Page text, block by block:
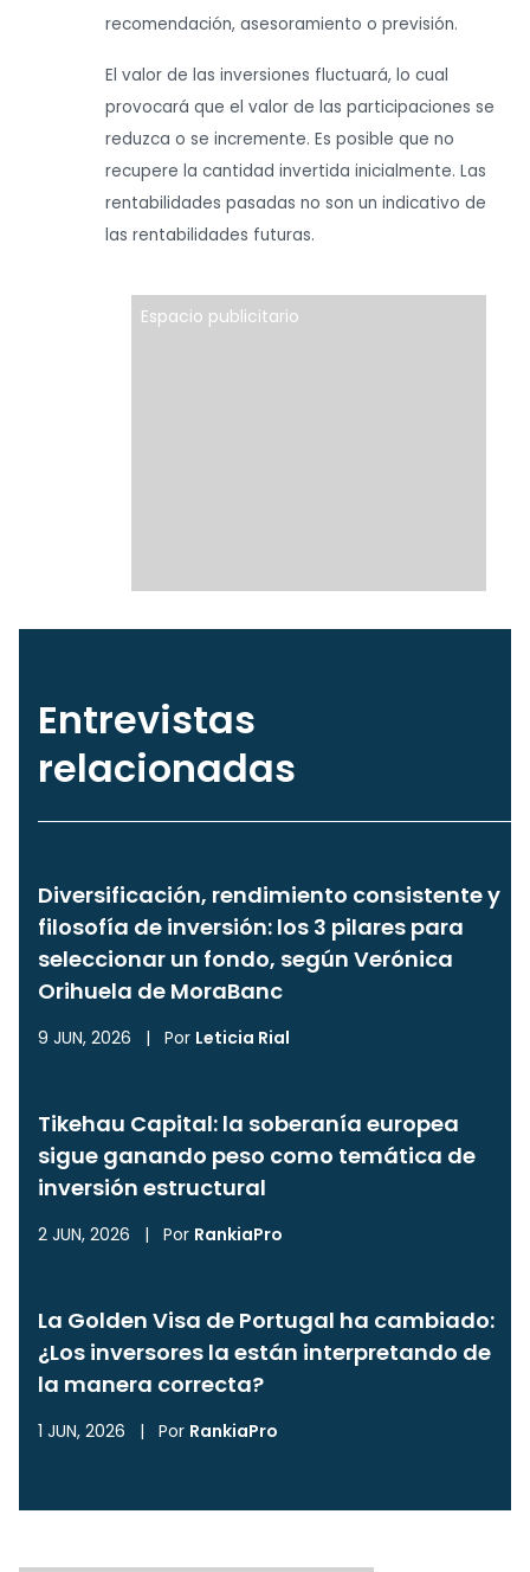
recomendación, asesoramiento o previsión.
El valor de las inversiones fluctuará, lo cual
provocará que el valor de las participaciones se
reduzca o se incremente. Es posible que no
recupere la cantidad invertida inicialmente. Las
rentabilidades pasadas no son un indicativo de
las rentabilidades futuras.
Espacio publicitario
Entrevistas
relacionadas
Diversificación, rendimiento consistente y
filosofía de inversión: los 3 pilares para
seleccionar un fondo, según Verónica
Orihuela de MoraBanc
9 JUN, 2026 | Por Leticia Rial
Tikehau Capital: la soberanía europea
sigue ganando peso como temática de
inversión estructural
2 JUN, 2026 | Por RankiaPro
La Golden Visa de Portugal ha cambiado:
¿Los inversores la están interpretando de
la manera correcta?
1 JUN, 2026 | Por RankiaPro